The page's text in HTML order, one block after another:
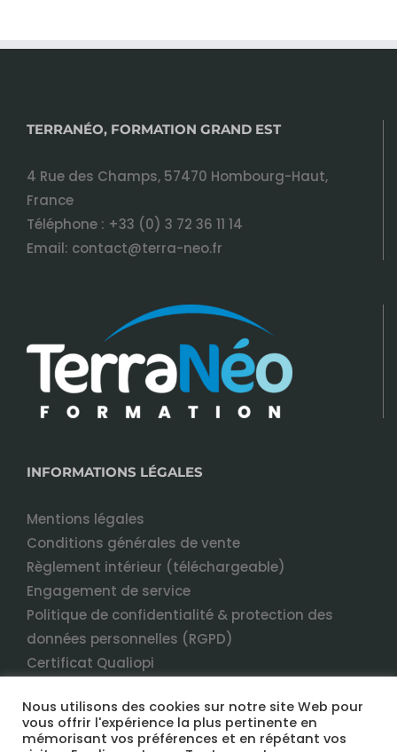
TERRANÉO, FORMATION GRAND EST
4 Rue des Champs, 57470 Hombourg-Haut,
France
Téléphone : +33 (0) 3 72 36 11 14
Email: contact@terra-neo.fr
INFORMATIONS LÉGALES
Mentions légales
Conditions générales de vente
Règlement intérieur (téléchargeable)
Engagement de service
Politique de confidentialité & protection des
données personnelles (RGPD)
Certificat Qualiopi
Nous utilisons des cookies sur notre site Web pour
vous offrir l'expérience la plus pertinente en
mémorisant vos préférences et en répétant vos